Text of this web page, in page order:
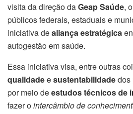
visita da direção daGeap Saúde,
públicos federais, estaduais e
iniciativa dealiança estratégica
autogestão em saúde.
Essa iniciativa visa, entre outras
qualidadeesustentabilidadedos
por meio deestudos técnicos de
fazer ointercâmbio de